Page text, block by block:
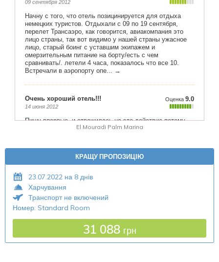
El Mouradi Palm Marina
КРАЩУ ПРОПОЗИЦІЮ
23.07.2022 на 8 днів
Харчування
Транспорт не включений
Номер: Standard Room
31 088 грн